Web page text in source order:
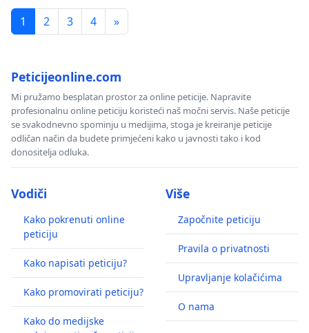
1 2 3 4 »
Peticijeonline.com
Mi pružamo besplatan prostor za online peticije. Napravite
profesionalnu online peticiju koristeći naš močni servis. Naše peticije
se svakodnevno spominju u medijima, stoga je kreiranje peticije
odličan način da budete primjećeni kako u javnosti tako i kod
donositelja odluka.
Vodiči
Kako pokrenuti online
peticiju
Kako napisati peticiju?
Kako promovirati peticiju?
Kako do medijske
Više
Započnite peticiju
Pravila o privatnosti
Upravljanje kolačićima
O nama